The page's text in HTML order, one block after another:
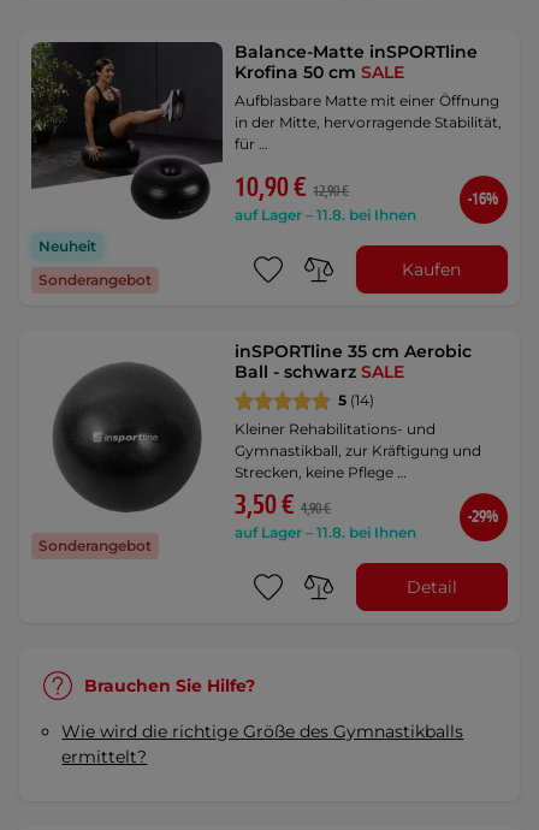
Neuheit
Sonderangebot
Balance-Matte inSPORTline
Krofina 50 cmSALE
Aufblasbare Matte mit einer Öffnung
in der Mitte, hervorragende Stabilität,
für …
10,90 € 12,90 €
auf Lager – 11.8. bei Ihnen
-16%
Kaufen
Sonderangebot
inSPORTline 35 cm Aerobic
Ball - schwarzSALE
5 (14)
Kleiner Rehabilitations- und
Gymnastikball, zur Kräftigung und
Strecken, keine Pflege …
3,50 € 4,90 €
auf Lager – 11.8. bei Ihnen
-29%
Detail
Brauchen Sie Hilfe?
Wie wird die richtige Größe des Gymnastikballs
ermittelt?